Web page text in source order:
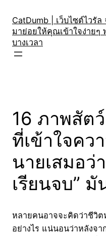
content
CatDumb | เว็บไซต์ไวรั
มาย่อยให้คุณเข้าใจง่ายๆ
บางเวลา
16 ภาพสัต
ที่เข้าใจคว
นายเสมอว่
เรียนจบ” มั
หลายคนอาจจะคิดว่าชีวิต
อย่างไร แน่นอนว่าหลังจ